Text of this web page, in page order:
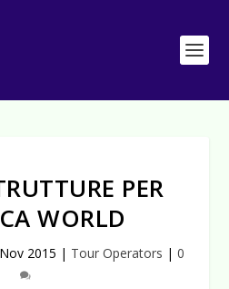
PER
WORLD
2015 | Tour Operators | 0